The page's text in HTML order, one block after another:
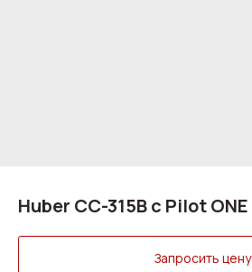
Huber CC-315B с Pilot ONE
Запросить цену